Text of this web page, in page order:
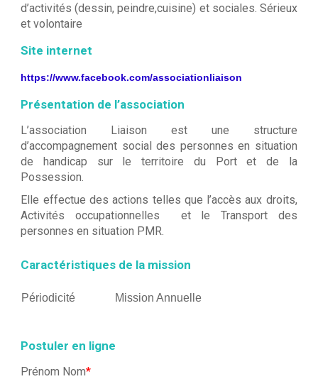
d’activités (dessin, peindre,cuisine) et sociales. Sérieux
et volontaire
Site internet
https://www.facebook.com/associationliaison
Présentation de l’association
L’association Liaison est une structure
d’accompagnement social des personnes en situation
de handicap sur le territoire du Port et de la
Possession.
Elle effectue des actions telles que l’accès aux droits,
Activités occupationnelles et le Transport des
personnes en situation PMR.
Caractéristiques de la mission
Périodicité Mission Annuelle
Postuler en ligne
Prénom Nom*